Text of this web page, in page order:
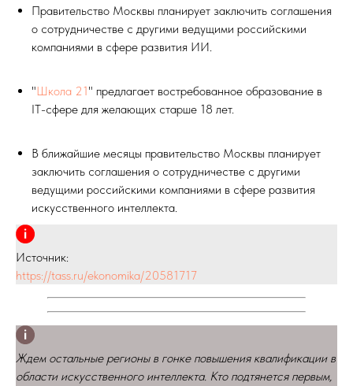
Правительство Москвы планирует заключить соглашения
о сотрудничестве с другими ведущими российскими
компаниями в сфере развития ИИ.
"Школа 21" предлагает востребованное образование в
IT-сфере для желающих старше 18 лет.
В ближайшие месяцы правительство Москвы планирует
заключить соглашения о сотрудничестве с другими
ведущими российскими компаниями в сфере развития
искусственного интеллекта.
Источник:
https://tass.ru/ekonomika/20581717
Ждем остальные регионы в гонке повышения квалификации в
области искусственного интеллекта. Кто подтянется первым,